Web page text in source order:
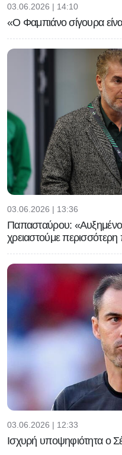
03.06.2026 | 14:10
«Ο Φαμπιάνο σίγουρα
03.06.2026 | 13:36
Παπασταύρου: «Αυξημένο
χρειαστούμε περισσότερη
03.06.2026 | 12:33
Ισχυρή υποψηφιότητα ο